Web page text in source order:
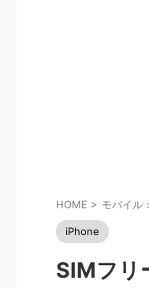
HOME > モバイル
iPhone
SIMフリ